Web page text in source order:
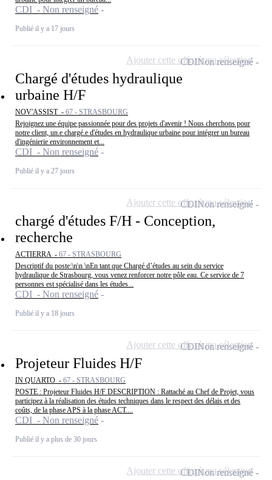
CDI - Non renseigné
Publié il y a 17 jours
Chargé d'études hydraulique
urbaine H/F
NOV'ASSIST - 67 - STRASBOURG
Rejoignez une équipe passionnée pour des projets d'avenir ! Nous cherchons pour
notre client, un.e chargé.e d'études en hydraulique urbaine pour intégrer un bureau
d'ingénierie environnement et...
CDI - Non renseigné
Publié il y a 27 jours
CDINon renseigné
Ajouter cette offre à ma sélection
chargé d'études F/H - Conception,
recherche
ACTIERRA - 67 - STRASBOURG
Descriptif du poste:\n\n \nEn tant que Chargé d’études au sein du service
hydraulique de Strasbourg, vous venez renforcer notre pôle eau. Ce service de 7
personnes est spécialisé dans les études...
CDI - Non renseigné
Publié il y a 18 jours
CDINon renseigné
Ajouter cette offre à ma sélection
Projeteur Fluides H/F
IN QUARTO - 67 - STRASBOURG
POSTE : Projeteur Fluides H/F DESCRIPTION : Rattaché au Chef de Projet, vous
participez à la réalisation des études techniques dans le respect des délais et des
coûts, de la phase APS à la phase ACT....
CDI - Non renseigné
Publié il y a plus de 30 jours
CDINon renseigné
Ajouter cette offre à ma sélection
CDINon renseigné
Ajouter cette offre à ma sélection